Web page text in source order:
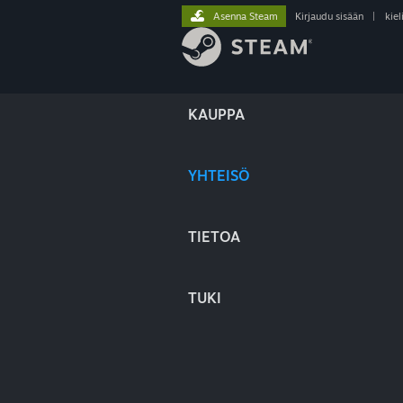
KAUPPA
YHTEISÖ
TIETOA
TUKI
Asenna Steam Kirjaudu sisään kieli